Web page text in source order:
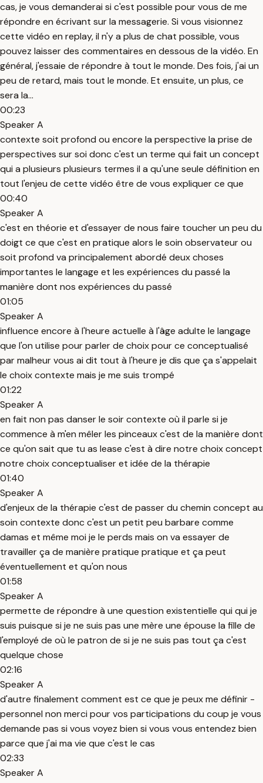
cas, je vous demanderai si c'est possible pour vous de me
répondre en écrivant sur la messagerie. Si vous visionnez
cette vidéo en replay, il n'y a plus de chat possible, vous
pouvez laisser des commentaires en dessous de la vidéo. En
général, j'essaie de répondre à tout le monde. Des fois, j'ai un
peu de retard, mais tout le monde. Et ensuite, un plus, ce
sera la...
00:23
Speaker A
contexte soit profond ou encore la perspective la prise de
perspectives sur soi donc c'est un terme qui fait un concept
qui a plusieurs plusieurs termes il a qu'une seule définition en
tout l'enjeu de cette vidéo être de vous expliquer ce que
00:40
Speaker A
c'est en théorie et d'essayer de nous faire toucher un peu du
doigt ce que c'est en pratique alors le soin observateur ou
soit profond va principalement abordé deux choses
importantes le langage et les expériences du passé la
manière dont nos expériences du passé
01:05
Speaker A
influence encore à l'heure actuelle à l'âge adulte le langage
que l'on utilise pour parler de choix pour ce conceptualisé
par malheur vous ai dit tout à l'heure je dis que ça s'appelait
le choix contexte mais je me suis trompé
01:22
Speaker A
en fait non pas danser le soir contexte où il parle si je
commence à m'en mêler les pinceaux c'est de la manière dont
ce qu'on sait que tu as lease c'est à dire notre choix concept
notre choix conceptualiser et idée de la thérapie
01:40
Speaker A
d'enjeux de la thérapie c'est de passer du chemin concept au
soin contexte donc c'est un petit peu barbare comme
damas et même moi je le perds mais on va essayer de
travailler ça de manière pratique pratique et ça peut
éventuellement et qu'on nous
01:58
Speaker A
permette de répondre à une question existentielle qui qui je
suis puisque si je ne suis pas une mère une épouse la fille de
l'employé de où le patron de si je ne suis pas tout ça c'est
quelque chose
02:16
Speaker A
d'autre finalement comment est ce que je peux me définir -
personnel non merci pour vos participations du coup je vous
demande pas si vous voyez bien si vous vous entendez bien
parce que j'ai ma vie que c'est le cas
02:33
Speaker A